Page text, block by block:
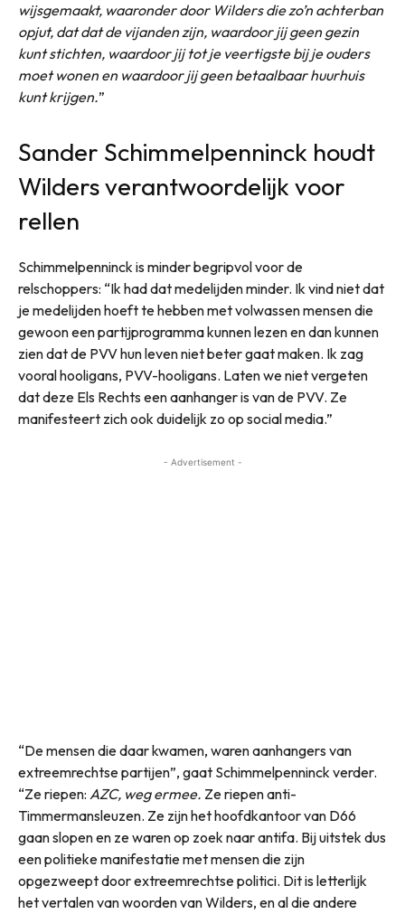
wijsgemaakt, waaronder door Wilders die zo’n achterban
opjut, dat dat de vijanden zijn, waardoor jij geen gezin
kunt stichten, waardoor jij tot je veertigste bij je ouders
moet wonen en waardoor jij geen betaalbaar huurhuis
kunt krijgen.”
Sander Schimmelpenninck houdt
Wilders verantwoordelijk voor
rellen
Schimmelpenninck is minder begripvol voor de
relschoppers: “Ik had dat medelijden minder. Ik vind niet dat
je medelijden hoeft te hebben met volwassen mensen die
gewoon een partijprogramma kunnen lezen en dan kunnen
zien dat de PVV hun leven niet beter gaat maken. Ik zag
vooral hooligans, PVV-hooligans. Laten we niet vergeten
dat deze Els Rechts een aanhanger is van de PVV. Ze
manifesteert zich ook duidelijk zo op social media.”
- Advertisement -
“De mensen die daar kwamen, waren aanhangers van
extreemrechtse partijen”, gaat Schimmelpenninck verder.
“Ze riepen: AZC, weg ermee. Ze riepen anti-
Timmermansleuzen. Ze zijn het hoofdkantoor van D66
gaan slopen en ze waren op zoek naar antifa. Bij uitstek dus
een politieke manifestatie met mensen die zijn
opgezweept door extreemrechtse politici. Dit is letterlijk
het vertalen van woorden van Wilders, en al die andere